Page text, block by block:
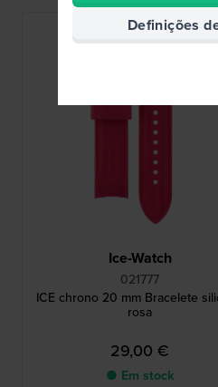
Ice-Watch
021777
ICE chrono 20 mm Bracelete
rosa
29,00 €
● Em stock
Definições